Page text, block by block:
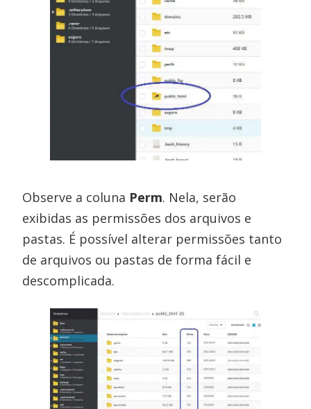
Observe a coluna Perm. Nela, serão
exibidas as permissões dos arquivos e
pastas. É possível alterar permissões tanto
de arquivos ou pastas de forma fácil e
descomplicada.